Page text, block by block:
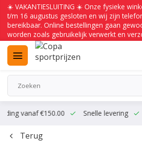
☀️ VAKANTIESLUITING ☀️ Onze fysieke
t/m 16 augustus gesloten en wij zijn
bereikbaar. Online bestellingen gaan
worden zoals gebruikelijk verwerkt en
vanaf €150.00 Snelle levering
Terug